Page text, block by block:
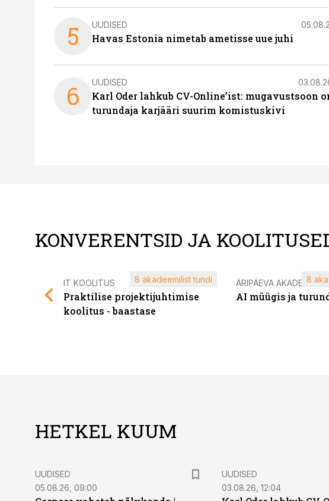
5 UUDISED
Havas Estonia nimetab ametisse uue juhi
6 UUDISED
Karl Oder lahkub CV-Online’ist: mugavustsoon
turundaja karjääri suurim komistuskivi
KONVERENTSID JA
IT KOOLITUS
Praktilise projektijuhtimise
koolitus - baastase
8 akadeemilist tundi ÄRIPÄEVA AKADEEMIA
AI müügis ja
8
HETKEL KUUM
UUDISED
05.08.26, 09:00
UUDISED
03.08.26, 12:04